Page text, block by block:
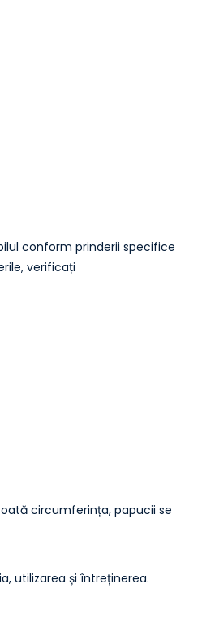
conform prinderii specifice
verificați
circumferința, papucii se
utilizarea și întreținerea.